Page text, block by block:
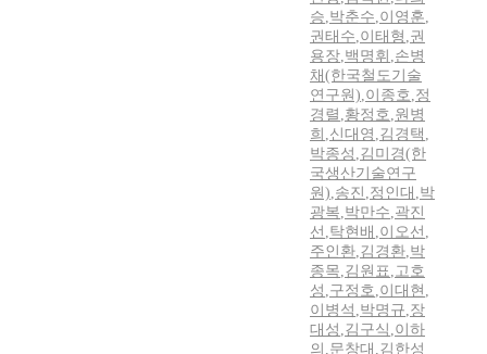
승,박춘수,이영훈,
권태수,이태형 ,권
용장,백명휘 ,손병
채(한국철도기술
연구원),이종호,정
경렬 ,황정호,원병
희 ,신대영 ,김경택 ,
박종성 ,김미경(한
국생산기술연구
원),송진 ,정인대 ,박
광복,박만수,곽진
선 ,탁현배 ,이오선 ,
주인환,김경환,박
종목,김원표,고호
성 ,구정호,이대현 ,
이병석 ,박명규,장
대성 ,김구식 ,이하
의 ,문창대 ,김한성